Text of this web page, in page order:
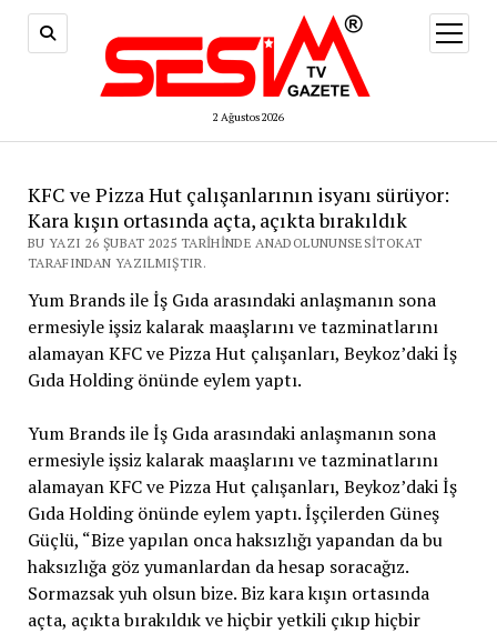
2 Ağustos 2026
aç
KFC ve Pizza Hut çalışanlarının isyanı sürüyor:
Kara kışın ortasında açta, açıkta bırakıldık
BU YAZI 26 ŞUBAT 2025 TARIHINDE ANADOLUNUNSESITOKAT
TARAFINDAN YAZILMIŞTIR.
Yum Brands ile İş Gıda arasındaki anlaşmanın sona
ermesiyle işsiz kalarak maaşlarını ve tazminatlarını
alamayan KFC ve Pizza Hut çalışanları, Beykoz’daki İş
Gıda Holding önünde eylem yaptı.
Yum Brands ile İş Gıda arasındaki anlaşmanın sona
ermesiyle işsiz kalarak maaşlarını ve tazminatlarını
alamayan KFC ve Pizza Hut çalışanları, Beykoz’daki İş
Gıda Holding önünde eylem yaptı. İşçilerden Güneş
Güçlü, “Bize yapılan onca haksızlığı yapandan da bu
haksızlığa göz yumanlardan da hesap soracağız.
Sormazsak yuh olsun bize. Biz kara kışın ortasında
açta, açıkta bırakıldık ve hiçbir yetkili çıkıp hiçbir